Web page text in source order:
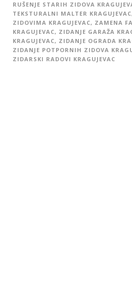
RUŠENJE STARIH ZIDOVA
TEKSTURALNI MALTER KRAGUJEVAC
ZIDOVIMA KRAGUJEVAC, ZAMENA
KRAGUJEVAC, ZIDANJE GARAŽA
KRAGUJEVAC, ZIDANJE OGRADA
ZIDANJE POTPORNIH ZIDOVA
ZIDARSKI RADOVI KRAGUJEVAC